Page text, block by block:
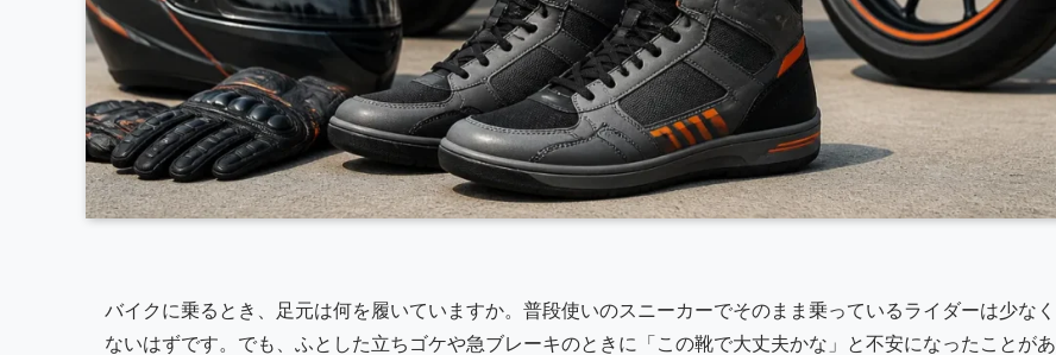
バイクに乗るとき、足元は何を履いていますか。普段使いのスニーカーでそのまま乗っているライダーは少なく
ないはずです。でも、ふとした立ちゴケや急ブレーキのときに「この靴で大丈夫かな」と不安になったことがあ